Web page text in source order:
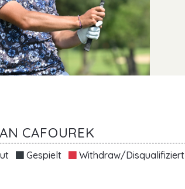
CAFOUREK
Gespielt Withdraw/Disqualifiziert